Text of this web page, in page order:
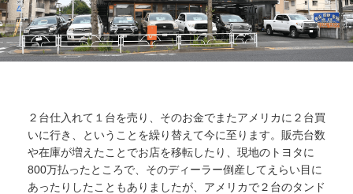
２台仕入れて１台を売り、そのお金でまたアメリカに２台買
いに行き、ということを繰り替えて今に至ります。販売台数
や在庫が増えたことでお店を移転したり、現地のトヨタに
800万払ったところで、そのディーラー倒産してえらい目に
あったりしたこともありましたが、アメリカで２台のタンド